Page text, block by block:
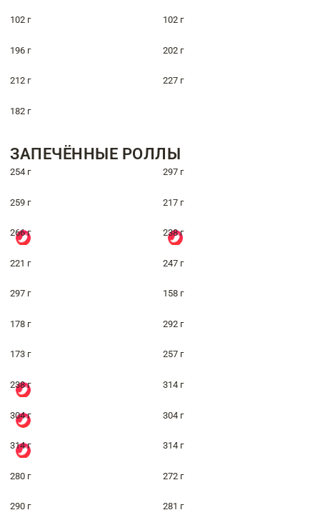
102 г 102 г
196 г 202 г
212 г 227 г
182 г
ЗАПЕЧЁННЫЕ РОЛЛЫ
254 г 297 г
259 г 217 г
266 г 238 г
221 г 247 г
297 г 158 г
178 г 292 г
173 г 257 г
238 г 314 г
304 г 304 г
314 г 314 г
280 г 272 г
290 г 281 г